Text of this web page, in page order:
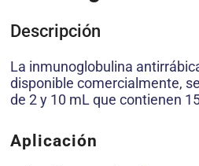
Descripción
La inmunoglobulina
disponible comercialmente,
de 2 y 10 mL que contienen
Aplicación